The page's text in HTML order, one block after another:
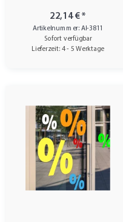
22,14 €*
Artikelnummer: AI-3811
Sofort verfügbar
Lieferzeit: 4 - 5 Werktage